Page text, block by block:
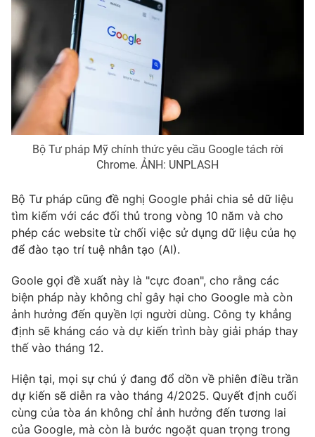
Tư vấn
Lịch phát sóng
Chuyên mục khác
Emagazine Podcast
Photo Infographic
VTV Money VTV Thể thao
VTV Sức khoẻ Bất động sản
Thị trường 24h Tấm lòng Việt
VTV4 Vươn mình bằng AI
VTV9 VTV8
Liên hệ tòa soạn English
Bộ Tư pháp Mỹ chính thức yêu cầu Google tách rời
Chrome. ẢNH: UNPLASH
Bộ Tư pháp cũng đề nghị Google phải chia sẻ dữ liệu
tìm kiếm với các đối thủ trong vòng 10 năm và cho
phép các website từ chối việc sử dụng dữ liệu của họ
để đào tạo trí tuệ nhân tạo (AI).
Goole gọi đề xuất này là "cực đoan", cho rằng các
biện pháp này không chỉ gây hại cho Google mà còn
ảnh hưởng đến quyền lợi người dùng. Công ty khẳng
định sẽ kháng cáo và dự kiến trình bày giải pháp thay
thế vào tháng 12.
Hiện tại, mọi sự chú ý đang đổ dồn về phiên điều trần
dự kiến sẽ diễn ra vào tháng 4/2025. Quyết định cuối
cùng của tòa án không chỉ ảnh hưởng đến tương lai
của Google, mà còn là bước ngoặt quan trọng trong